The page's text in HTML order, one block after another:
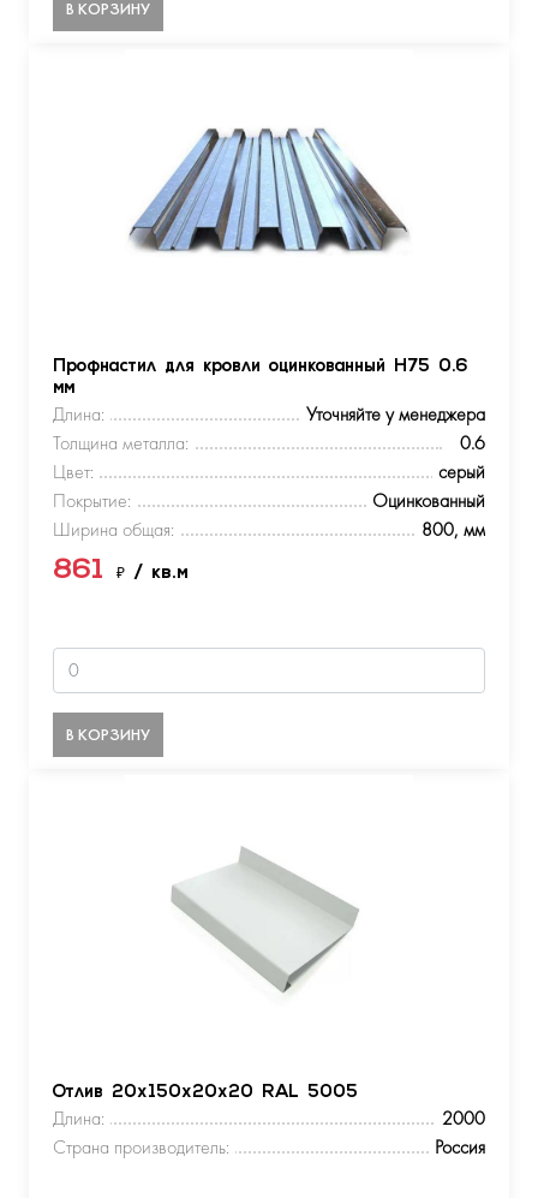
В КОРЗИНУ
Профнастил для кровли оцинкованный Н75 0.6
мм
Длина:
Уточняйте у менеджера
Толщина металла:
0.6
Цвет:
серый
Покрытие:
Оцинкованный
Ширина общая:
800, мм
861 ₽ / кв.м
В КОРЗИНУ
Отлив 20х150х20х20 RAL 5005
Длина:
2000
Страна производитель:
Россия